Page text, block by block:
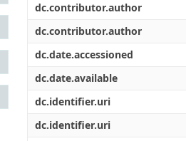
dc.contributor.author
dc.contributor.author
dc.date.accessioned
dc.date.available
dc.identifier.uri
dc.identifier.uri